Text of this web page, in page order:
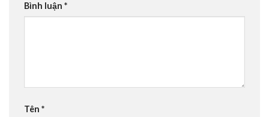
Bình luận *
Tên *